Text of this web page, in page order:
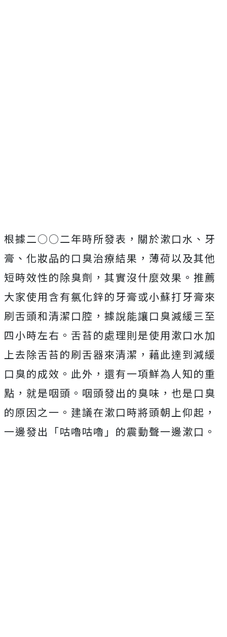
根據二○○二年時所發表，關於漱口水、牙
膏、化妝品的口臭治療結果，薄荷以及其他
短時效性的除臭劑，其實沒什麼效果。推薦
大家使用含有氯化鋅的牙膏或小蘇打牙膏來
刷舌頭和清潔口腔，據說能讓口臭減緩三至
四小時左右。舌苔的處理則是使用漱口水加
上去除舌苔的刷舌器來清潔，藉此達到減緩
口臭的成效。此外，還有一項鮮為人知的重
點，就是咽頭。咽頭發出的臭味，也是口臭
的原因之一。建議在漱口時將頭朝上仰起，
一邊發出「咕嚕咕嚕」的震動聲一邊漱口。